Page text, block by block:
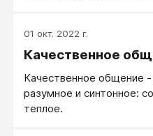
01 окт. 2022 г.
Качественное
Качественное общение
разумное и синтонное:
теплое.